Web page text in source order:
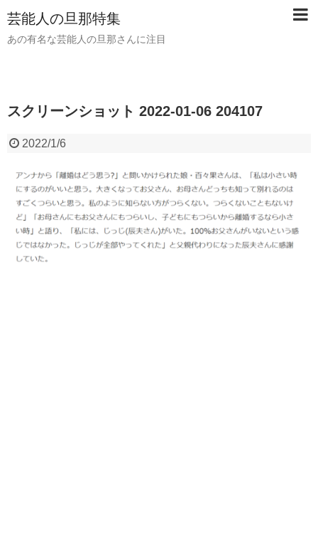
芸能人の旦那特集
あの有名な芸能人の旦那さんに注目
スクリーンショット 2022-01-06 204107
2022/1/6